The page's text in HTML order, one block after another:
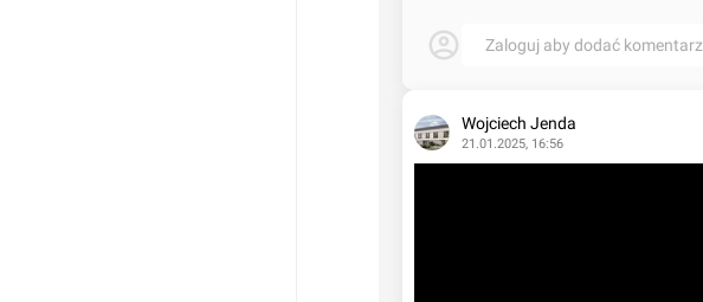
Zaloguj aby dodać komentarz
Wojciech Jenda
21.01.2025, 16:56